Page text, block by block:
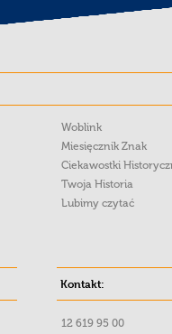
Woblink
Miesięcznik Znak
Ciekawostki
Twoja Historia
Lubimy czytać
Kontakt:
12 619 95 00